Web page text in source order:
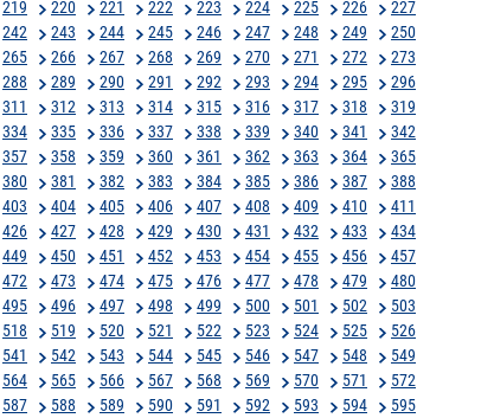
219 220 221 222 223 224 225 226
227
242 243 244 245 246 247 248 249
250
265 266 267 268 269 270 271 272
273
288 289 290 291 292 293 294 295
296
311 312 313 314 315 316 317 318
319
334 335 336 337 338 339 340 341
342
357 358 359 360 361 362 363 364
365
380 381 382 383 384 385 386 387
388
403 404 405 406 407 408 409 410
411
426 427 428 429 430 431 432 433
434
449 450 451 452 453 454 455 456
457
472 473 474 475 476 477 478 479
480
495 496 497 498 499 500 501 502
503
518 519 520 521 522 523 524 525
526
541 542 543 544 545 546 547 548
549
564 565 566 567 568 569 570 571
572
587 588 589 590 591 592 593 594
595